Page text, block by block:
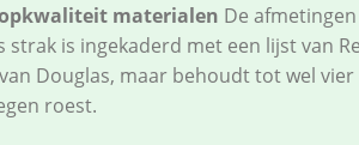
materialen De
is ingekaderd met een lijst van
Douglas, maar behoudt tot wel
roest.